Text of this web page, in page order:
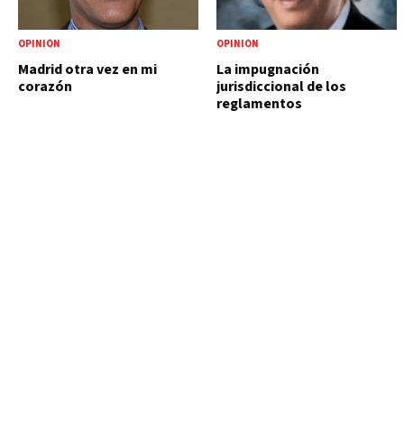
OPINIÓN
Madrid otra vez en mi
corazón
OPINIÓN
La impugnación
jurisdiccional de los
reglamentos